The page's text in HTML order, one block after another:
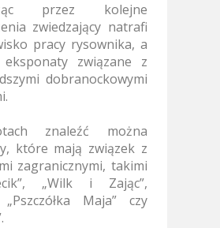
przez kolejne
zwiedzający natrafi
pracy rysownika, a
związane z
dobranockowymi
znaleźć można
które mają związek z
zagranicznymi, takimi
„Wilk i Zając”,
„Pszczółka Maja” czy